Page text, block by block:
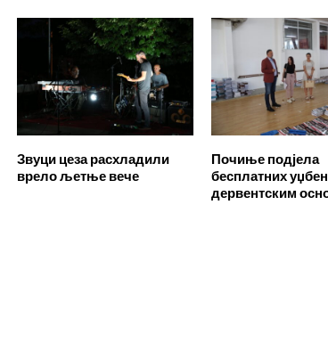
Звуци цеза расхладили
врело љетње вече
Почиње подјела
бесплатних
дервентским